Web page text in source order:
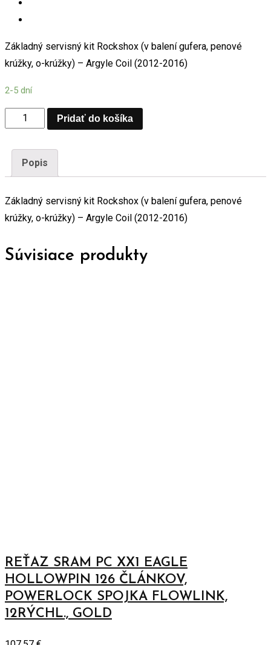
Základný servisný kit Rockshox (v balení gufera, penové
krúžky, o-krúžky) – Argyle Coil (2012-2016)
2-5 dní
Základný
kit
Rockshox
balení
gufera,
krúžky,
Pridať do košíka
Popis
Základný servisný kit Rockshox (v balení gufera, penové
krúžky, o-krúžky) – Argyle Coil (2012-2016)
Súvisiace produkty
REŤAZ SRAM PC XX1 EAGLE
HOLLOWPIN 126 ČLÁNKOV,
POWERLOCK SPOJKA FLOWLINK,
12RÝCHL., GOLD